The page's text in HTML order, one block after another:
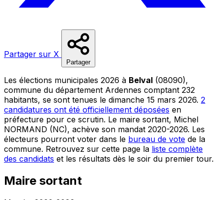
Partager sur X
Partager
Les élections municipales 2026 à Belval (08090),
commune du département Ardennes comptant 232
habitants, se sont tenues le dimanche 15 mars 2026. 2
candidatures ont été officiellement déposées en
préfecture pour ce scrutin. Le maire sortant, Michel
NORMAND (NC), achève son mandat 2020-2026. Les
électeurs pourront voter dans le bureau de vote de la
commune. Retrouvez sur cette page la liste complète
des candidats et les résultats dès le soir du premier tour.
Maire sortant